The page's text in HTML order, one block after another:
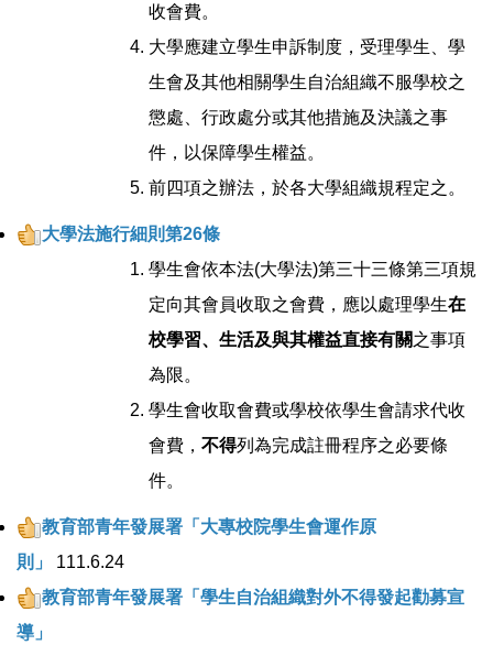
收會費。
大學應建立學生申訴制度，受理學生、學
生會及其他相關學生自治組織不服學校之
懲處、行政處分或其他措施及決議之事
件，以保障學生權益。
前四項之辦法，於各大學組織規程定之。
大學法施行細則第26條
學生會依本法(大學法)第三十三條第三項規
定向其會員收取之會費，應以處理學生在
校學習、生活及與其權益直接有關之事項
為限。
學生會收取會費或學校依學生會請求代收
會費， 不得列為完成註冊程序之必要條
件。
教育部青年發展署「大專校院學生會運作原
則」
111.6.24
教育部青年發展署「學生自治組織對外不得發起勸募宣
導」